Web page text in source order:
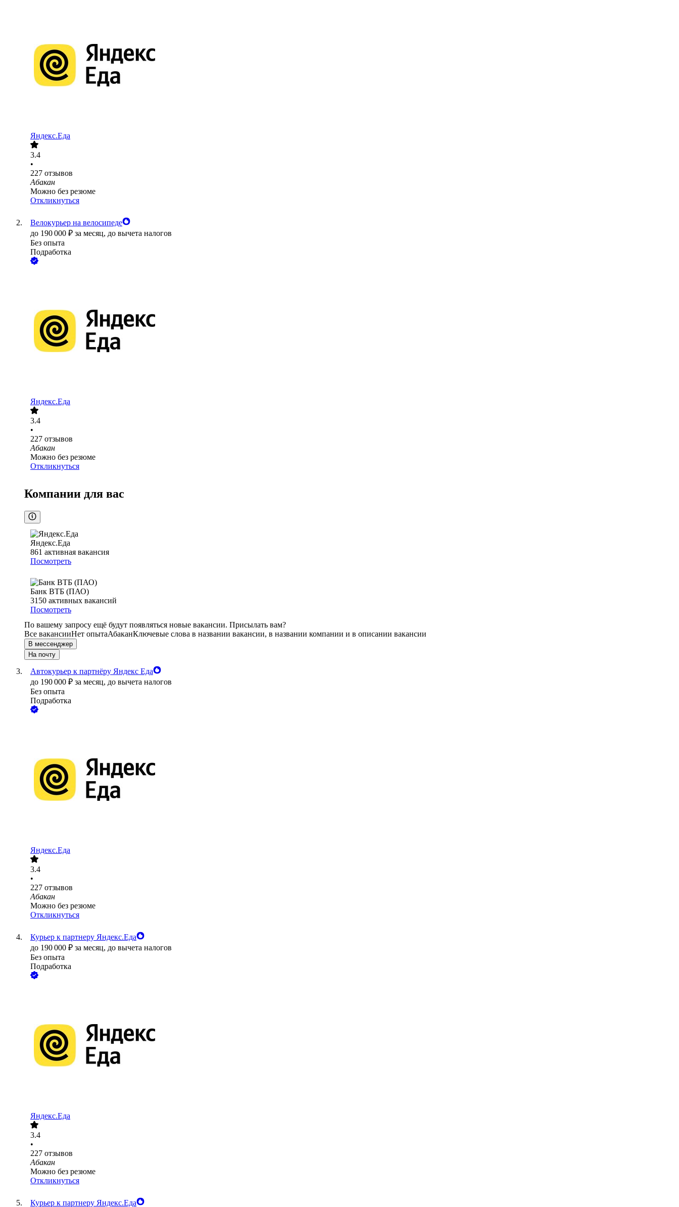
Яндекс.Еда
3.4
•
227 отзывов
Абакан
Можно без резюме
Откликнуться
Велокурьер на велосипеде
до 190 000 ₽ за месяц, до вычета налогов
Без опыта
Подработка
Яндекс.Еда
3.4
•
227 отзывов
Абакан
Можно без резюме
Откликнуться
Компании для вас
Яндекс.Еда
861 активная вакансия
Посмотреть
Банк ВТБ (ПАО)
3150 активных вакансий
Посмотреть
По вашему запросу ещё будут появляться новые вакансии. Присылать вам?
Все вакансииНет опытаАбаканКлючевые слова в названии вакансии, в названии компании и в описании вакансии
В мессенджер
На почту
Автокурьер к партнёру Яндекс Еда
до 190 000 ₽ за месяц, до вычета налогов
Без опыта
Подработка
Яндекс.Еда
3.4
•
227 отзывов
Абакан
Можно без резюме
Откликнуться
Курьер к партнеру Яндекс.Еда
до 190 000 ₽ за месяц, до вычета налогов
Без опыта
Подработка
Яндекс.Еда
3.4
•
227 отзывов
Абакан
Можно без резюме
Откликнуться
Курьер к партнеру Яндекс.Еда